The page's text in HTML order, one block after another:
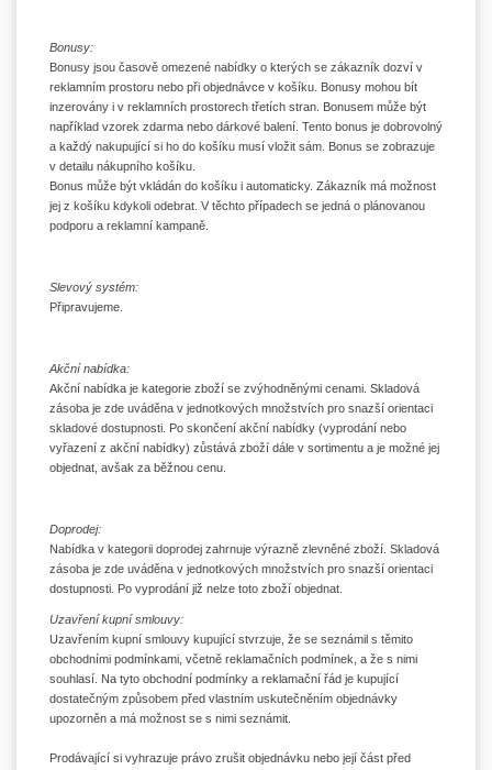
Bonusy:
Bonusy jsou časově omezené nabídky o kterých se zákazník dozví v
reklamním prostoru nebo při objednávce v košíku. Bonusy mohou bít
inzerovány i v reklamních prostorech třetích stran. Bonusem může být
například vzorek zdarma nebo dárkové balení. Tento bonus je dobrovolný
a každý nakupující si ho do košíku musí vložit sám. Bonus se zobrazuje
v detailu nákupního košíku.
Bonus může být vkládán do košíku i automaticky. Zákazník má možnost
jej z košíku kdykoli odebrat. V těchto případech se jedná o plánovanou
podporu a reklamní kampaně.
Slevový systém:
Připravujeme.
Akční nabídka:
Akční nabídka je kategorie zboží se zvýhodněnými cenami. Skladová
zásoba je zde uváděna v jednotkových množstvích pro snazší orientaci
skladové dostupnosti. Po skončení akční nabídky (vyprodání nebo
vyřazení z akční nabídky) zůstává zboží dále v sortimentu a je možné jej
objednat, avšak za běžnou cenu.
Doprodej:
Nabídka v kategorii doprodej zahrnuje výrazně zlevněné zboží. Skladová
zásoba je zde uváděna v jednotkových množstvích pro snazší orientaci
dostupnosti. Po vyprodání již nelze toto zboží objednat.
Uzavření kupní smlouvy:
Uzavřením kupní smlouvy kupující stvrzuje, že se seznámil s těmito
obchodními podmínkami, včetně reklamačních podmínek, a že s nimi
souhlasí. Na tyto obchodní podmínky a reklamační řád je kupující
dostatečným způsobem před vlastním uskutečněním objednávky
upozorněn a má možnost se s nimi seznámit.
Prodávající si vyhrazuje právo zrušit objednávku nebo její část před